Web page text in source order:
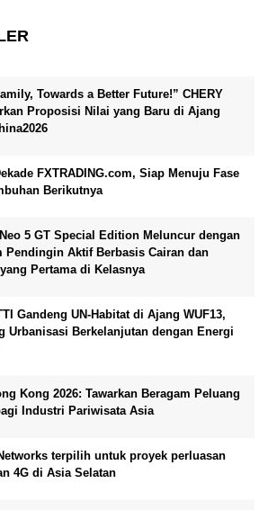
Towards a Better Future!” CHERY
Proposisi Nilai yang Baru di Ajang
FXTRADING.com, Siap Menuju Fase
Berikutnya
5 GT Special Edition Meluncur dengan
Pendingin Aktif Berbasis Cairan dan
Pertama di Kelasnya
Gandeng UN-Habitat di Ajang WUF13,
Urbanisasi Berkelanjutan dengan Energi
Kong 2026: Tawarkan Beragam Peluang
Industri Pariwisata Asia
terpilih untuk proyek perluasan
4G di Asia Selatan